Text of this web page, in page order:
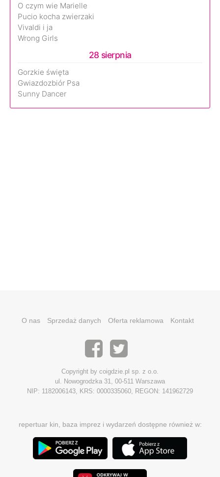
O czym wie Marielle
Pucio kocha zwierzaki
Vivaldi i ja
Wrong Girls
28 sierpnia
Gorzkie święta
Gwiazdozbiór Psa
Sunny Dancer
O nas Sprzedaż danych Oferta reklamowa Kontakt
Copyright by coigdzie.pl sp. z o.o.
ul. Nowogrodzka 31, 00-511 Warszawa
NIP: 1182006143, KRS: 0000335060, REGON: 141962729
repertuar kin, baza imprez i wydarzeń dostępne również w: